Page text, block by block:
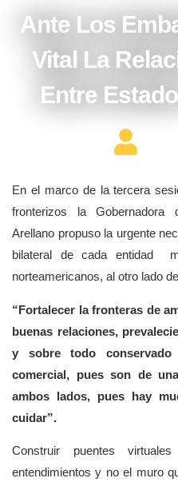
Ante Los
Vital La
Entre
En el marco de la tercera
fronterizos la Gobernadora
Arellano propuso la urgente
bilateral de cada entidad
norteamericanos, al otro lado
“Fortalecer la fronteras de
buenas relaciones,
y sobre todo
comercial, pues son de
ambos lados, pues hay
cuidar”.
Construir puentes
entendimientos y no el muro